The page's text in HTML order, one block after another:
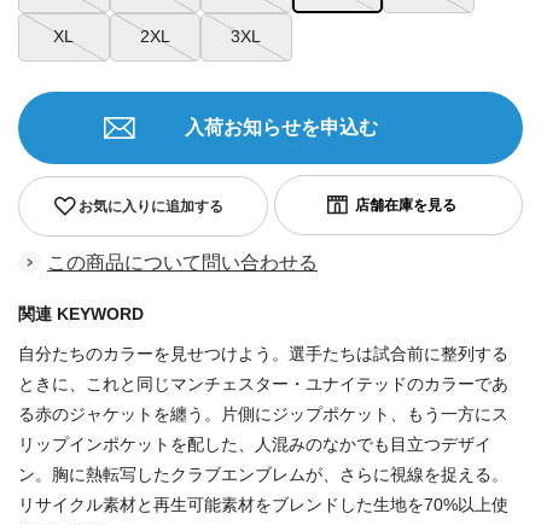
XL 2XL 3XL
お気に入りに追加する
入荷お知らせを申込む
この商品について問い合わせる
関連 KEYWORD
自分たちのカラーを見せつけよう。選手たちは試合前に整列する
ときに、これと同じマンチェスター・ユナイテッドのカラーであ
る赤のジャケットを纏う。片側にジップポケット、もう一方にス
リップインポケットを配した、人混みのなかでも目立つデザイ
ン。胸に熱転写したクラブエンブレムが、さらに視線を捉える。
リサイクル素材と再生可能素材をブレンドした生地を70%以上使